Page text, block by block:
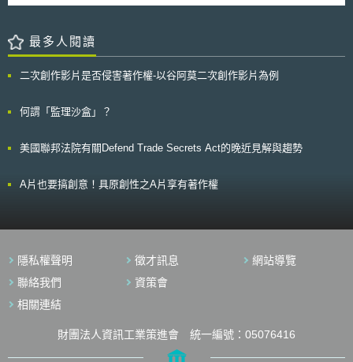
於食品藥物及相關有害物質的測試技術進行研究與指導[5]。 其管理食
加工食品[6]。若為家畜肉品、家禽、乳製品等未經加工、包裝之原料，則以
農業部(Ministry of Agriculture)作為主管機關，並經不同之規範程序進口
律第18號之《食品法》，作為食品之一般性規範，食品法主要提供下述各食
食品資訊系統等，並包含食品進口之基礎規定 [8]。惟如食品添加物、農藥
[9]。 此外，為確保包裝食品符合印尼《食品法》的食品安全、品質、
食品登記程序 [10]。未經食品登記之包裝食品，不得在印尼國內零售通路合
法販售，故取得印尼食藥局之食品登記註冊號碼，可說是拓展印尼食品市場
全新產品之「新登記」、涉及產品相關資料改變之「變更登記」及到期前為
延長效期之「再登記」程序；另依食品風險等級高低，分成一般申請及快速
申請程序[13]。 一般申請程序適用被認為具有較高風險、含有添加物或
特殊營養成分之食品，例如孕婦專用食品、減肥食品等 [14]。申請人應備文
certificate, FSC)、實驗室檢驗結果、印尼文之食品成分表及規格標示等文
件。經過書面審核通過後，即可經線上申請系統取得效期五年之註冊號碼
COVID-19疫情下，新加坡再度強化該等制度之運用，藉此加速中小企業數
金」，係指中小企業得透過企業科技庫（Tech Depot）網頁，了解中小企業
數位化計畫下有哪些經過資通訊媒體發展管理局（Infocomm Media
商報價後，向新加坡企業發展局（Enterprise Singapore, ESG）申請「生
解決方案包含「銷售與庫存管理」、「會計與文件管理」、「顧客關係管
COVID-19疫情發生後，除原有數位解決方案外，IMDA再預先批准下列內
水平提升至80％，協助中小企業因應疫情並維持業務連續性： 遠距上班─線
地進行調整，以減緩疫情造成的產業衝擊，甚至加速中小企業數位發展之進
程；另一方面，藉由COVID-19的特性，協助中小企業導入遠距上班與訪客
中小企業開啟新的可能。
最多人閱讀
二次創作影片是否侵害著作權-以谷阿莫二次創作影片為例
何謂「監理沙盒」？
美國聯邦法院有關Defend Trade Secrets Act的晚近見解與趨勢
A片也要搞創意！具原創性之A片享有著作權
隱私權聲明 徵才訊息
網站導覽
聯絡我們
資策會
相關連結
財團法人資訊工業策進會 統一編號：05076416